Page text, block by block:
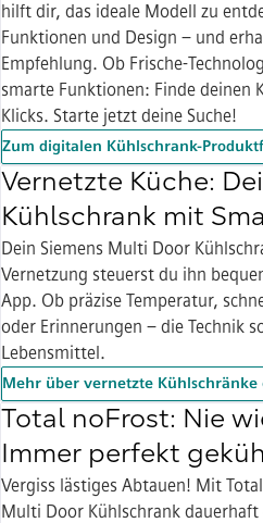
hilft dir, das ideale Modell zu
Funktionen und Design – und
Empfehlung. Ob Frische-
smarte Funktionen: Finde deinen
Klicks. Starte jetzt deine Suche!
Zum digitalen Kühlschrank-
Vernetzte Küche:
Kühlschrank mit
Dein Siemens Multi Door
Vernetzung steuerst du ihn
App. Ob präzise Temperatur,
oder Erinnerungen – die Technik
Lebensmittel.
Mehr über vernetzte Kühlschränke
Total noFrost: Nie
Immer perfekt
Vergiss lästiges Abtauen! Mit
Multi Door Kühlschrank